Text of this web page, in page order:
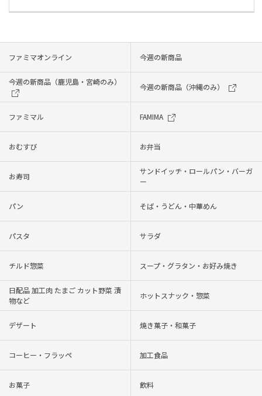
ファミマオンライン 今週の新商品
今週の新商品（鹿児島・宮崎のみ）
今週の新商品（沖縄のみ）
ファミマル FAMIMA
おむすび お弁当
お寿司
サンドイッチ・ロールパン・バーガ
ー
パン そば・うどん・中華めん
パスタ サラダ
チルド惣菜 スープ・グラタン・お好み焼き
日配品 加工肉 たまご カット野菜 漬
物など
ホットスナック・惣菜
デザート 焼き菓子・和菓子
コーヒー・フラッペ 加工食品
お菓子 飲料